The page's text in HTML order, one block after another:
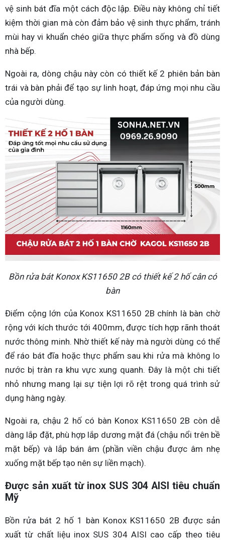
vệ sinh bát đĩa một cách độc lập. Điều này không chỉ tiết
kiệm thời gian mà còn đảm bảo vệ sinh thực phẩm, tránh
mùi hay vi khuẩn chéo giữa thực phẩm sống và đồ dùng
nhà bếp.
Ngoài ra, dòng chậu này còn có thiết kế 2 phiên bản bàn
trái và bàn phải để tạo sự linh hoạt, đáp ứng mọi nhu cầu
của người dùng.
Bồn rửa bát Konox KS11650 2B có thiết kế 2 hố cân có
bàn
Điểm cộng lớn của Konox KS11650 2B chính là bàn chờ
rộng với kích thước tới 400mm, được tích hợp rãnh thoát
nước thông minh. Nhờ thiết kế này mà người dùng có thể
để ráo bát đĩa hoặc thực phẩm sau khi rửa mà không lo
nước bị tràn ra khu vực xung quanh. Đây là một chi tiết
nhỏ nhưng mang lại sự tiện lợi rõ rệt trong quá trình sử
dụng hàng ngày.
Ngoài ra, chậu 2 hố có bàn Konox KS11650 2B còn dễ
dàng lắp đặt, phù hợp lắp dương mặt đá (chậu nổi trên bề
mặt bếp) và lắp bán âm (phần viền chậu được âm nhẹ
xuống mặt bếp tạo nên sự liền mạch).
Được sản xuất từ inox SUS 304 AISI tiêu chuẩn
Mỹ
Bồn rửa bát 2 hố 1 bàn Konox KS11650 2B được sản
xuất từ chất liệu inox SUS 304 AISI cao cấp theo tiêu